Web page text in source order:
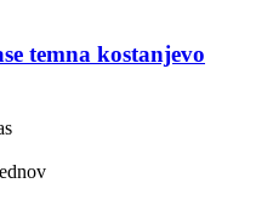
temna kostanjevo